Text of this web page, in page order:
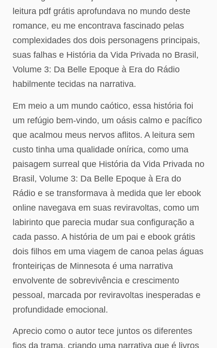
leitura pdf grátis aprofundava no mundo deste
romance, eu me encontrava fascinado pelas
complexidades dos dois personagens principais,
suas falhas e História da Vida Privada no Brasil,
Volume 3: Da Belle Epoque à Era do Rádio
habilmente tecidas na narrativa.
Em meio a um mundo caótico, essa história foi
um refúgio bem-vindo, um oásis calmo e pacífico
que acalmou meus nervos aflitos. A leitura sem
custo tinha uma qualidade onírica, como uma
paisagem surreal que História da Vida Privada no
Brasil, Volume 3: Da Belle Epoque à Era do
Rádio e se transformava à medida que ler ebook
online navegava em suas reviravoltas, como um
labirinto que parecia mudar sua configuração a
cada passo. A história de um pai e ebook grátis
dois filhos em uma viagem de canoa pelas águas
fronteiriças de Minnesota é uma narrativa
envolvente de sobrevivência e crescimento
pessoal, marcada por reviravoltas inesperadas e
profundidade emocional.
Aprecio como o autor tece juntos os diferentes
fios da trama, criando uma narrativa que é livros